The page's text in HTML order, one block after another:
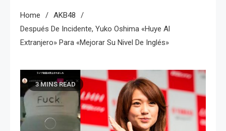
Home
AKB48
Después De Incidente, Yuko Oshima «huye Al
Extranjero» Para «mejorar Su Nivel De Inglés»
3 MINS READ